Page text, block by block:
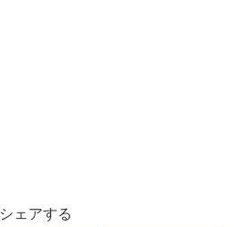
シェアする